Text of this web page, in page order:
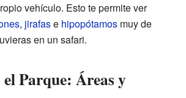
vehículo. Esto te permite ver
, jirafase hipopótamos muy de
en un safari.
Parque: Áreas y